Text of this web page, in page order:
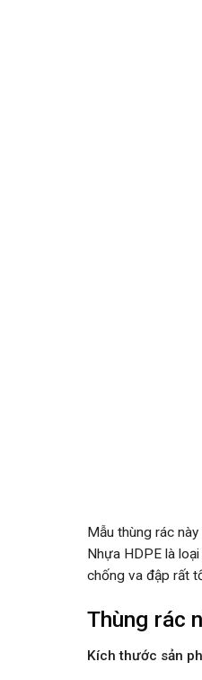
Mẫu thùng rác
Nhựa HDPE là
chống va đập rất
Thùng rác
Kích thước sản